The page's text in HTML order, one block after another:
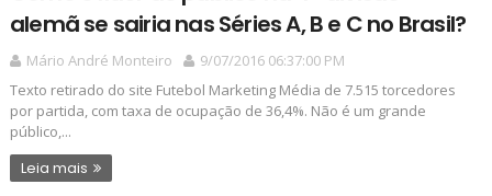
alemã se sairia nas Séries A, B e C no Brasil?
Mário André Monteiro
9/07/2016 06:37:00 PM
Texto retirado do site Futebol Marketing Média de 7.515 torcedores
por partida, com taxa de ocupação de 36,4%. Não é um grande
público,...
Leia mais